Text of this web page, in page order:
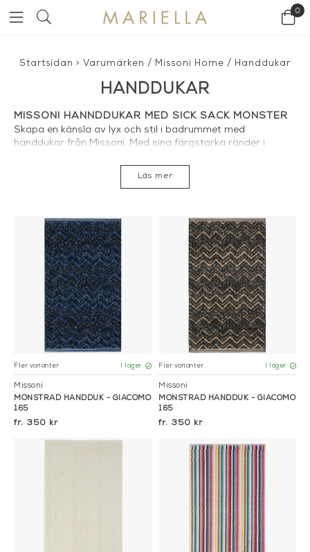
0
Startsidan > Varumärken / Missoni Home / Handdukar
HANDDUKAR
MISSONI HANNDDUKAR MED SICK SACK MÖNSTER
Skapa en känsla av lyx och stil i badrummet med
handdukar från Missoni. Med sina färgstarka ränder i
produkter. Den mindre gästhandduken, badrumshandduk,
klassiska sicksack randen.
MISSONI HANDDUK HOS MARIELLA
Hos Mariella hittar du dessa handdukar i flera olika
varianter och storlekar. Alla Missonis handdukar är gjorda i
100% bomull av absolut högsta kvalité. Köp dinmissoni
handdukhos oss.
Läs mer
Fler varianter I lager
Missoni
MÖNSTRAD HANDDUK - GIACOMO
165
350 kr
Fler varianter I lager
Missoni
MÖNSTRAD HANDDUK - GIACOMO
165
350 kr